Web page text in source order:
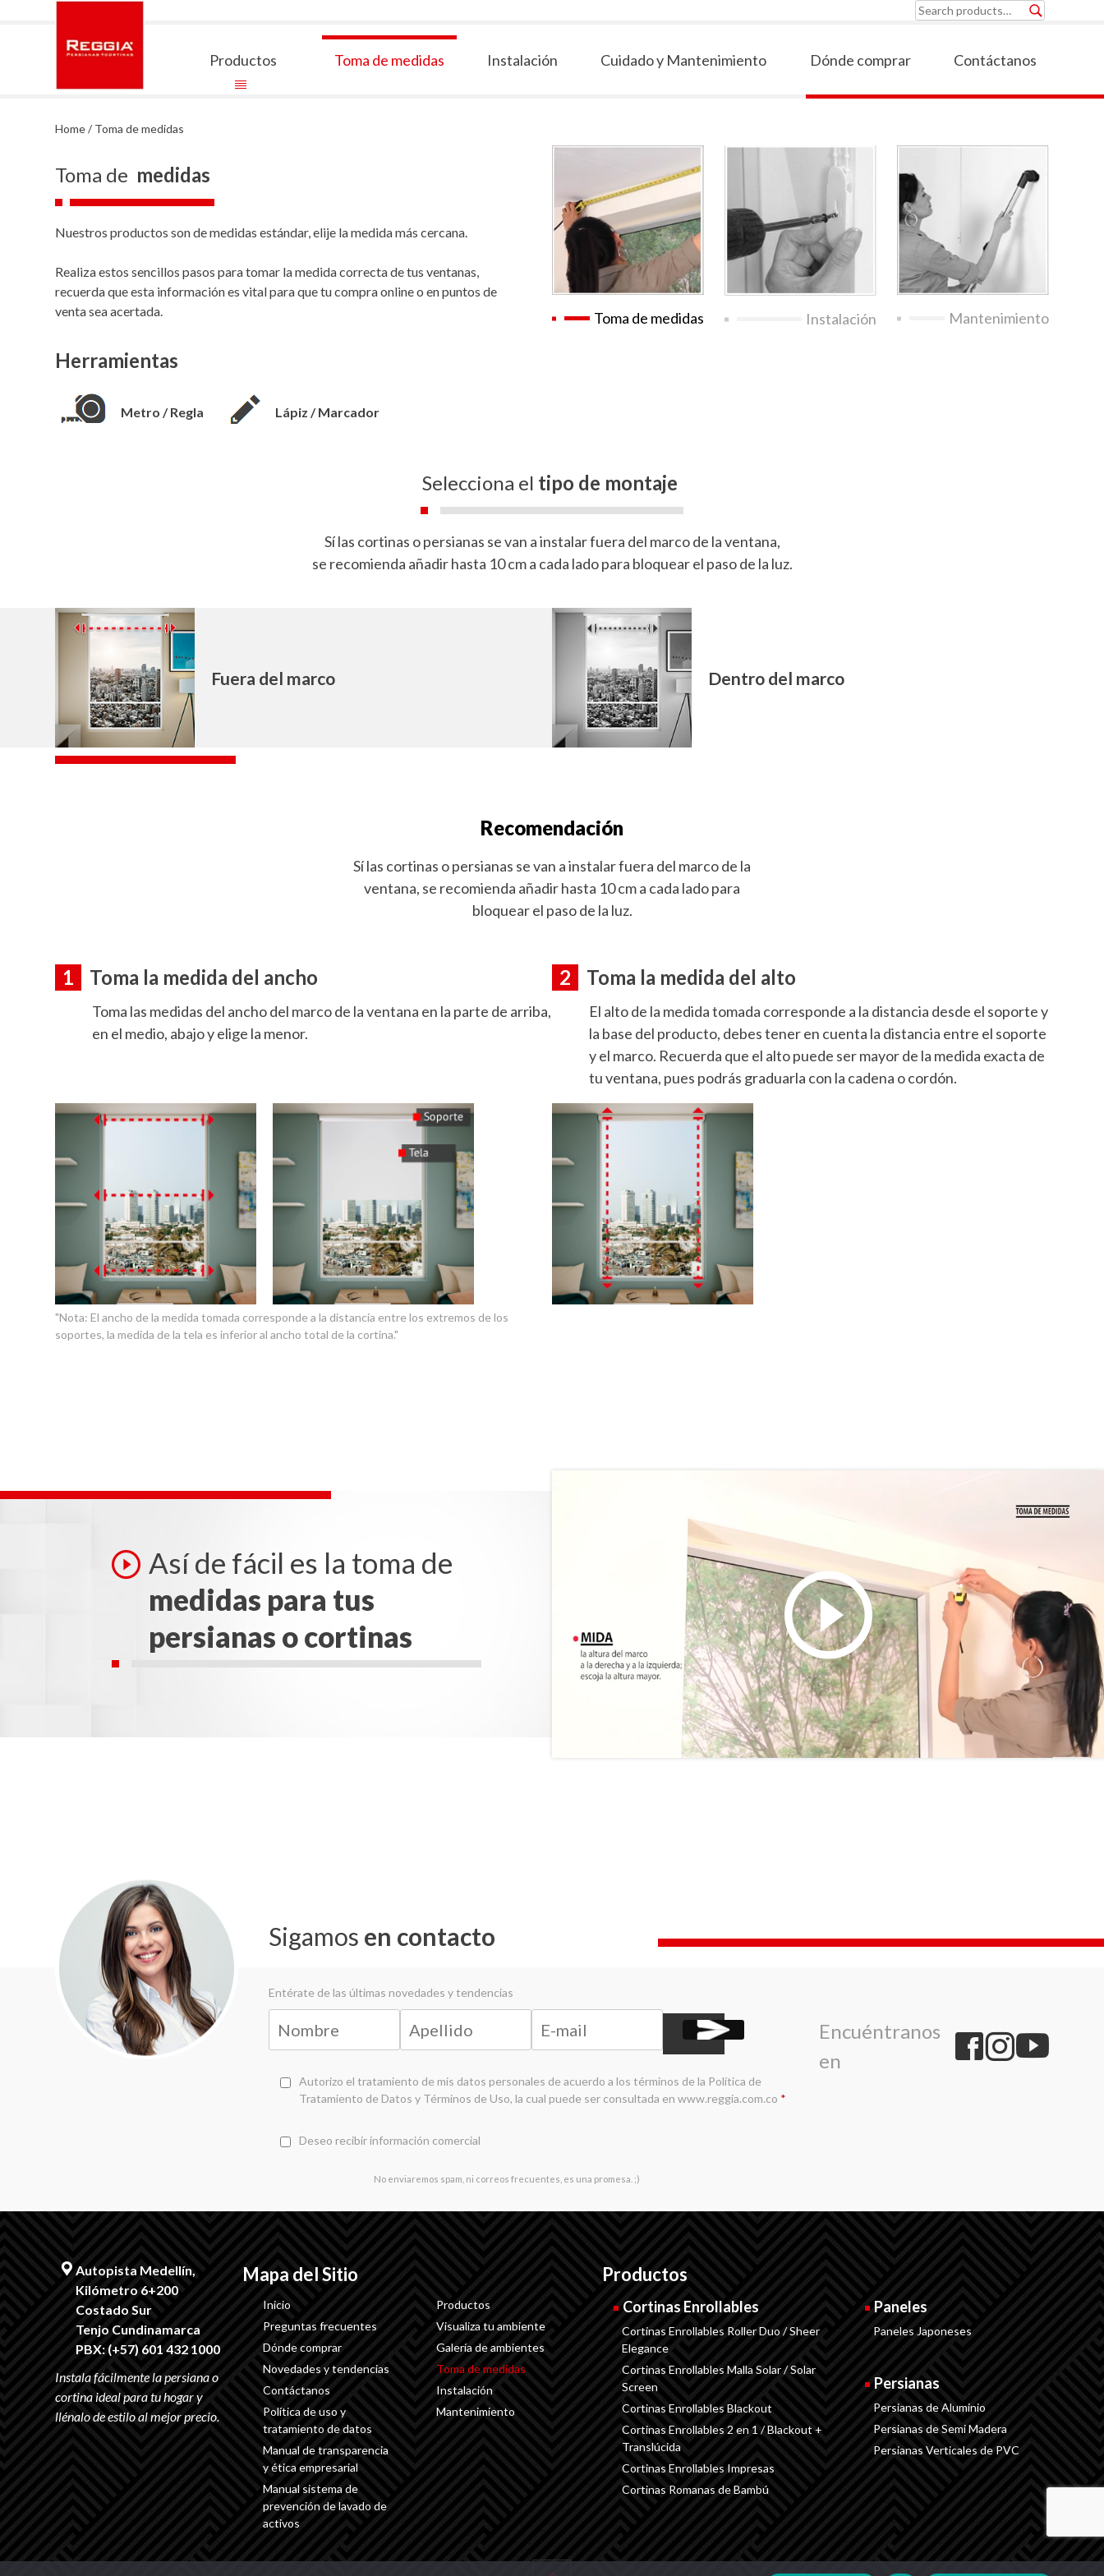
Search
Productos Toma de medidas Instalación Cuidado y Mantenimiento Dónde comprar Contáctanos
Home/ Toma de medidas
Toma de medidas
Nuestros productos son de medidas estándar, elije la medida más cercana.
Realiza estos sencillos pasos para tomar la medida correcta de tus ventanas,
recuerda que esta información es vital para que tu compra online o en puntos de
venta sea acertada.
Herramientas
Metro / Regla Lápiz / Marcador
Toma de medidas Instalación Mantenimiento
Selecciona el tipo de montaje
Sí las cortinas o persianas se van a instalar fuera del marco de la ventana,
se recomienda añadir hasta 10 cm a cada lado para bloquear el paso de la luz.
Fuera del marco Dentro del marco
Recomendación
Sí las cortinas o persianas se van a instalar fuera del marco de la
ventana, se recomienda añadir hasta 10 cm a cada lado para
bloquear el paso de la luz.
1 Toma la medida del ancho
Toma las medidas del ancho del marco de la ventana en la parte de arriba,
en el medio, abajo y elige la menor.
2 Toma la medida del alto
El alto de la medida tomada corresponde a la distancia desde el soporte y
la base del producto, debes tener en cuenta la distancia entre el soporte
y el marco. Recuerda que el alto puede ser mayor de la medida exacta de
tu ventana, pues podrás graduarla con la cadena o cordón.
Así de fácil es la toma de
medidas para tus
persianas o cortinas
Sigamos en contacto
Entérate de las últimas novedades y tendencias
Autorizo el tratamiento de mis datos personales de acuerdo a los términos de la Política de
Tratamiento de Datos y Términos de Uso, la cual puede ser consultada enwww.reggia.com.co *
Deseo recibir información comercial
No enviaremos spam, ni correos frecuentes, es una promesa. ;)
Encuéntranos
en
Autopista Medellín,
Kilómetro 6+200
Costado Sur
Tenjo Cundinamarca
PBX: (+57) 601 432 1000
Mapa del Sitio
Inicio
Preguntas frecuentes
Dónde comprar
Novedades y tendencias
Contáctanos
Política de uso y
tratamiento de datos
Manual de transparencia
y ética empresarial
Manual sistema de
prevención de lavado de
activos
Productos
Visualiza tu ambiente
Galería de ambientes
Toma de medidas
Instalación
Mantenimiento
Productos
Cortinas Enrollables
Cortinas Enrollables Roller Duo / Sheer
Elegance
Cortinas Enrollables Malla Solar / Solar
Screen
Cortinas Enrollables Blackout
Cortinas Enrollables 2 en 1 / Blackout +
Translúcida
Cortinas Enrollables Impresas
Cortinas Romanas de Bambú
Paneles
Paneles Japoneses
Persianas
Persianas de Aluminio
Persianas de Semi Madera
Persianas Verticales de PVC